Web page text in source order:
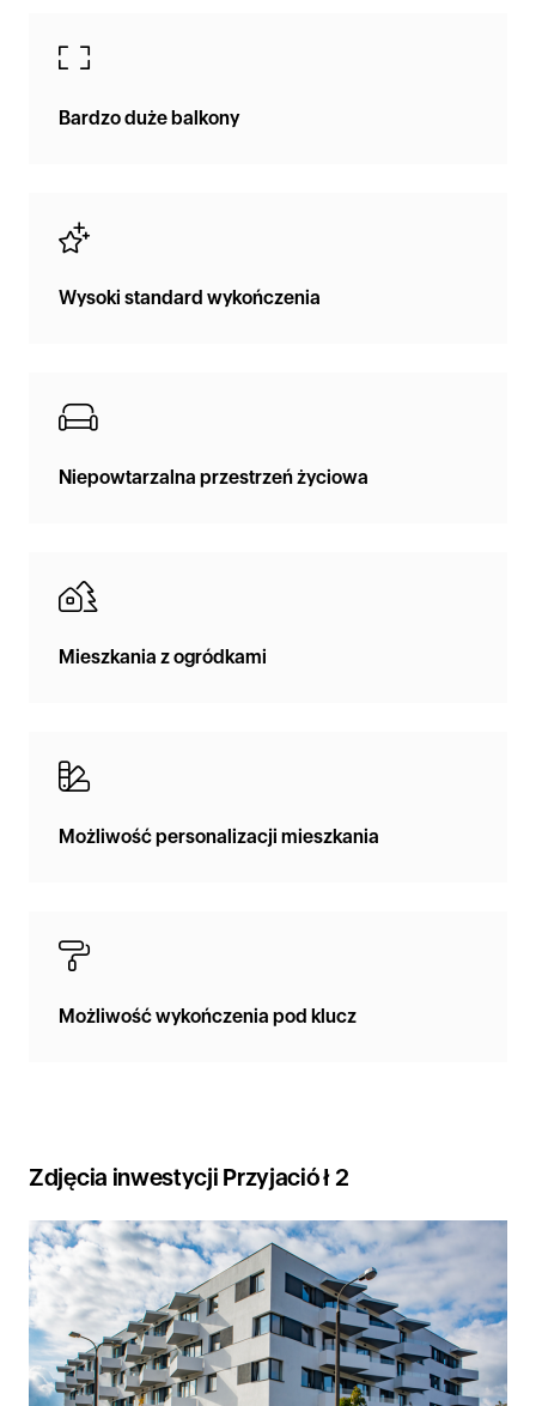
Bardzo duże balkony
Wysoki standard wykończenia
Niepowtarzalna przestrzeń życiowa
Mieszkania z ogródkami
Możliwość personalizacji mieszkania
Możliwość wykończenia pod klucz
Zdjęcia inwestycji Przyjaciół 2